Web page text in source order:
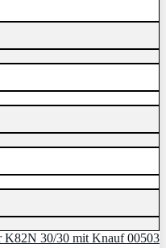
30/30 mit Knauf 00503